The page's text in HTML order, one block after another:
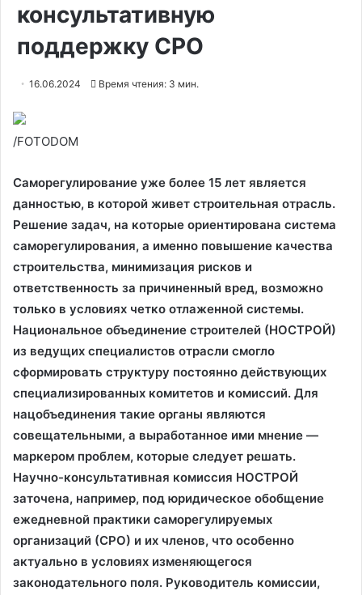
консультативную
поддержку СРО
16.06.2024 Время чтения: 3 мин.
/FOTODOM
Саморегулирование уже более 15 лет является
данностью, в которой живет строительная отрасль.
Решение задач, на которые ориентирована система
саморегулирования, а именно повышение качества
строительства, минимизация рисков и
ответственность за причиненный вред, возможно
только в условиях четко отлаженной системы.
Национальное объединение строителей (НОСТРОЙ)
из ведущих специалистов отрасли смогло
сформировать структуру постоянно действующих
специализированных комитетов и комиссий. Для
нацобъединения такие органы являются
совещательными, а выработанное ими мнение —
маркером проблем, которые следует решать.
Научно-консультативная комиссия НОСТРОЙ
заточена, например, под юридическое обобщение
ежедневной практики саморегулируемых
организаций (СРО) и их членов, что особенно
актуально в условиях изменяющегося
законодательного поля. Руководитель комиссии,